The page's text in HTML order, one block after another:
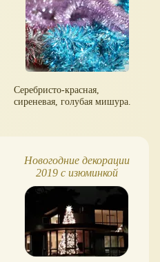
Серебристо-красная,
сиреневая, голубая мишура.
Новогодние декорации
2019 с изюминкой